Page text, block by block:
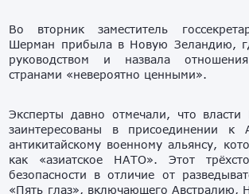
Во вторник заместитель
Шерман прибыла в Новую Зеландию,
руководством и назвала
странами «невероятно ценными».
Эксперты давно отмечали, что
заинтересованы в присоединении к
антикитайскому военному альянсу,
как «азиатское НАТО». Этот
безопасности в отличие от
«Пять глаз», включающего Австралию,